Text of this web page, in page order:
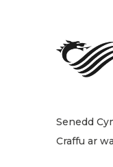
Senedd
Craffu ar